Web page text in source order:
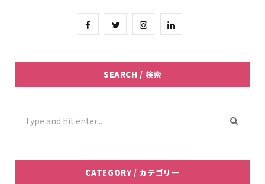
e
b
o
k
T
t
t
e
I
t
a
g
a
L
k
e
d
n
SEARCH / 検索
for:
CATEGORY / カテゴリー